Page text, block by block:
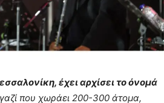
έχει αρχίσει το όνομά
που χωράει 200-300 άτομα,